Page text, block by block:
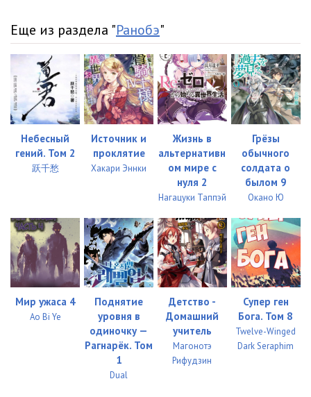
62-63 Отбракованные 54:54
64-65 Отбракованные 48:13
66-67 Отбракованные 39:06
68-69 Отбракованные 46:32
70-71 Отбракованные 42:22
24:15
75-76 Отбракованные 48:45
77 Отбракованные 24:09
80-81 Отбракованные 49:36
82-83 Отбракованные 48:09
84-85 Отбракованные
Еще из раздела "Ранобэ"
Небесный
гений. Том 2
跃千愁
Источник и
проклятие
Хакари Эннки
Жизнь в
альтернативн
ом мире с
нуля 2
Нагацуки Таппэй
Грёзы
обычного
солдата о
былом 9
Окано Ю
Мир ужаса 4
Ao Bi Ye
Поднятие
уровня в
одиночку —
Рагнарёк. Том
1
Dual
Детство -
Домашний
учитель
Магонотэ
Рифудзин
Супер ген
Бога. Том 8
Twelve-Winged
Dark Seraphim